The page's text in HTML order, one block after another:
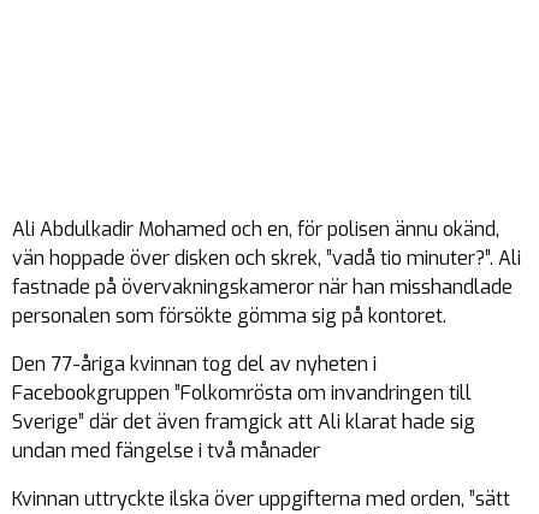
Ali Abdulkadir Mohamed och en, för polisen ännu okänd,
vän hoppade över disken och skrek, ”vadå tio minuter?”. Ali
fastnade på övervakningskameror när han misshandlade
personalen som försökte gömma sig på kontoret.
Den 77-åriga kvinnan tog del av nyheten i
Facebookgruppen ”Folkomrösta om invandringen till
Sverige” där det även framgick att Ali klarat hade sig
undan med fängelse i två månader
Kvinnan uttryckte ilska över uppgifterna med orden, ”sätt